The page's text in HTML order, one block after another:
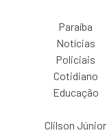
Paraíba
Notícias
Policiais
Cotidiano
Educação
Clilson Júnior